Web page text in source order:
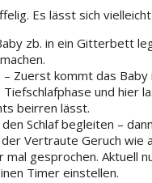
Es lässt sich
zb. in ein Gitterbett
Zuerst kommt das
und
beirren lässt.
Schlaf begleiten –
Vertraute Geruch wie
gesprochen. Aktuell
Timer einstellen.